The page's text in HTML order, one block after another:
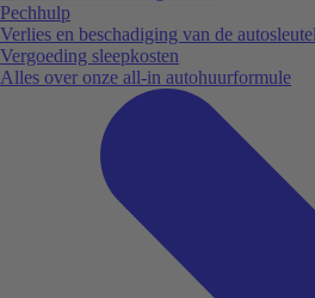
Pechhulp
Verlies en beschadiging van de
Vergoeding sleepkosten
Alles over onze all-in autohuurformule